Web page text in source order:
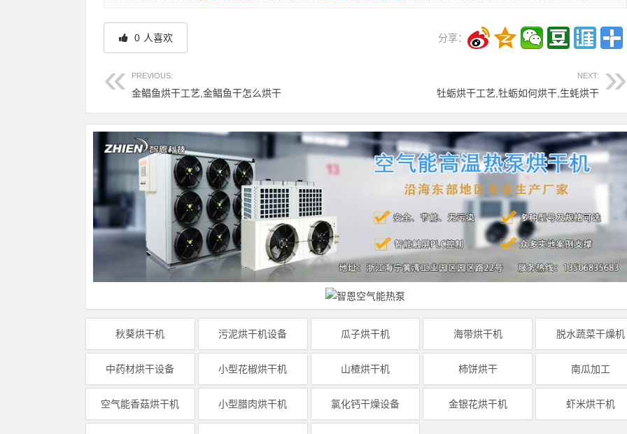
0 人喜欢 分享：
PREVIOUS:
金鲳鱼烘干工艺,金鲳鱼干怎么烘干
NEXT:
牡蛎烘干工艺,牡蛎如何烘干,生蚝烘干
秋葵烘干机 污泥烘干机设备 瓜子烘干机 海带烘干机 脱水蔬菜干燥机
中药材烘干设备 小型花椒烘干机 山楂烘干机 柿饼烘干 南瓜加工
空气能香菇烘干机 小型腊肉烘干机 氯化钙干燥设备 金银花烘干机 虾米烘干机